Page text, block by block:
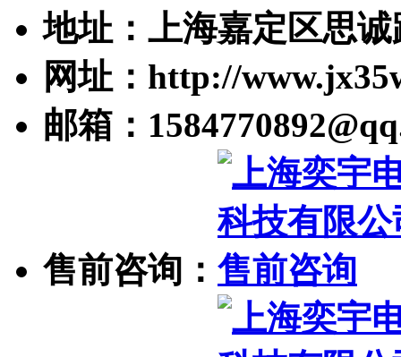
地址：上海嘉定区思诚
网址：http://
邮箱：
售前咨询：